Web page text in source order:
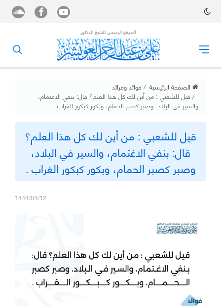
الصفحة الرئيسية فوائد وفرائد
‏قيل للشعبي : من أين لك كل هذا العلم؟ ‏قال: بنفي الاغتمام،
والسير في البلاد، وصبر كصبر الحمام، وبكور كبكور الغراب .
‏قيل للشعبي : من أين لك كل هذا العلم؟
‏قال: بنفي الاغتمام، والسير في البلاد،
وصبر كصبر الحمام، وبكور كبكور الغراب .
1444/04/12